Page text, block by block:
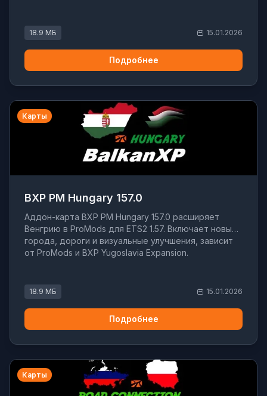
18.9 МБ 15.01.2026
Подробнее
Карты
BXP PM Hungary 157.0
Аддон-карта BXP PM Hungary 157.0 расширяет
Венгрию в ProMods для ETS2 1.57. Включает новые
города, дороги и визуальные улучшения, зависит
от ProMods и BXP Yugoslavia Expansion.
18.9 МБ 15.01.2026
Подробнее
Карты